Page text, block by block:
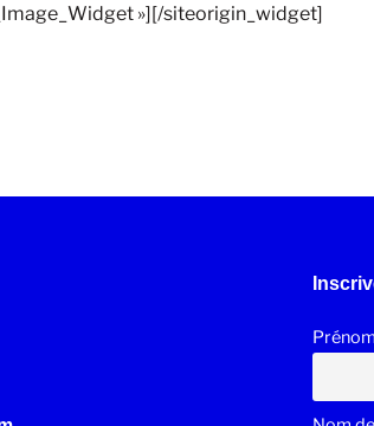
»] [/siteorigin_widget]
Prénom